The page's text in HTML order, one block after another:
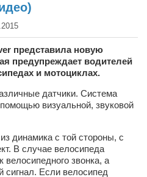
представила новую
предупреждает водителей
и мотоциклах.
датчики. Система
визуальной, звуковой
динамика с той стороны, с
В случае велосипеда
велосипедного звонка, а
сигнал. Если велосипед